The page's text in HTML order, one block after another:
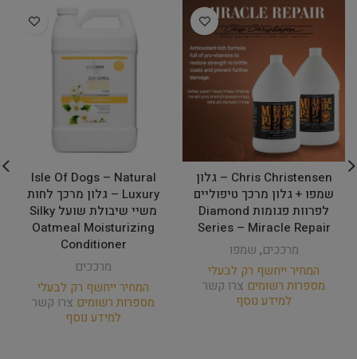
Chris Christensen – גלון
שמפו + גלון מרכך טיפוליים
לפרוות פגומות Diamond
Series – Miracle Repair
מרככים, שמפו
המחיר ייחשף רק לבעלי
מספרות רשומים צרו קשר
למידע נוסף
Isle Of Dogs – Natural
Luxury – גלון מרכך לחות
משיי שיבולת שועל Silky
Oatmeal Moisturizing
Conditioner
מרככים
המחיר ייחשף רק לבעלי
מספרות רשומים צרו קשר
למידע נוסף